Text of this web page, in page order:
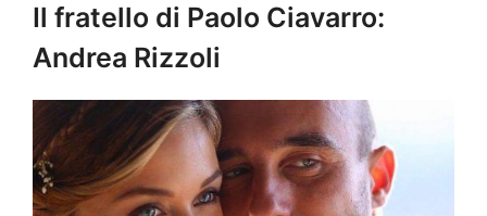
Il fratello di Paolo Ciavarro:
Andrea Rizzoli